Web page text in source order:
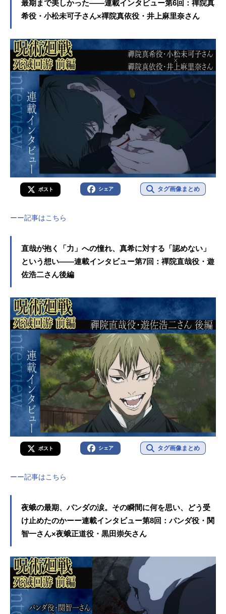
最期まで美しかった――連載インタビュー第6回：禪院真
希役・小松未可子さん×禪院真依役・井上麻里奈さん
ポスト シェア タグ画像まとめ
ーー記事はこちら
直哉が抱く「力」への憧れ、真希に対する「認めない」
という想い――連載インタビュー第7回：禪院直哉役・遊
佐浩二さん後編
ポスト シェア タグ画像まとめ
ーー記事はこちら
夜蛾の最期、パンダの涙。その瞬間に何を思い、どう受
け止めたのかーー連載インタビュー第8回：パンダ役・関
智一さん×夜蛾正道役・黒田崇矢さん